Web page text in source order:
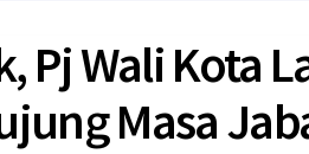
Pj Wali Kota
Masa